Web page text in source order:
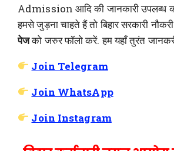
Admission आदि की जानकारी उपलब्ध
हमसे जुड़ना चाहते हैं तो बिहार सरकारी
पेजको जरुर फॉलो करें. हम यहाँ तुरंत
Join Telegram
Join WhatsApp
Join Instagram